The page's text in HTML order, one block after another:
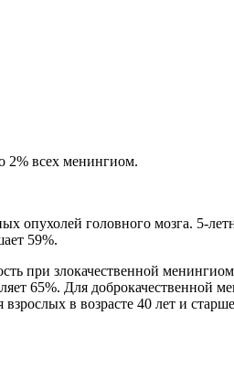
2% всех менингиом.
опухолей головного мозга. 5-
59%.
при злокачественной
65%. Для доброкачественной
в возрасте 40 лет и